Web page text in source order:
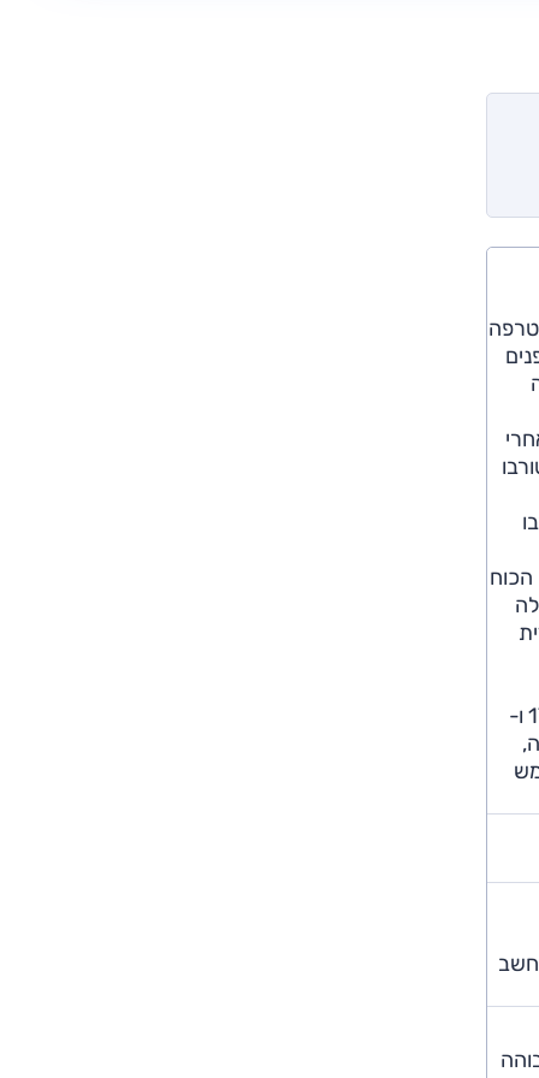
החליפה את גרסת ההנעה הכפולה היקרה יותר. ביוני 2020 הצטרפה
פנים
שווקה
מ-"7 ל-"8. בגרסת הטורבו
אטמוספרי ומנוע חשמלי שיחדיו מפיקים 141 כ"ס. הכוח
136 כ"ס, סוללה
הגרסה ההיברידית כבר לא יכולה להיות בקבוצה 2, ולכן החישוקים הקלים גדלו וכעת הם זהים לאלה של גרסת הטורבו ("17 ו-